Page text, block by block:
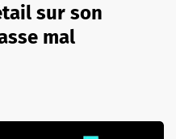
sur son
mal